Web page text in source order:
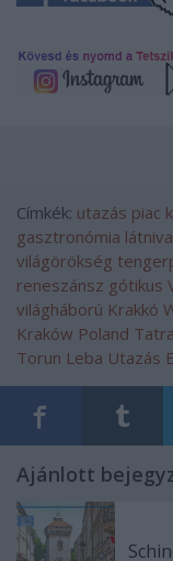
Címkék: utazás piac
gasztronómia
világörökség
reneszánsz gótikus
világháború Krakkó
Kraków Poland Tatra
Torun Leba Utazás
Ajánlott